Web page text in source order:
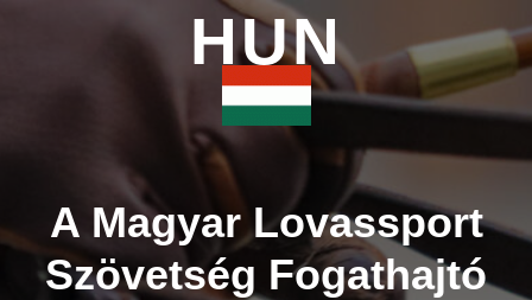
HUN
A Magyar Lovassport
Szövetség Fogathajtó